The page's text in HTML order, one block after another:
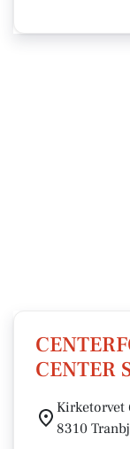
CENTER
Kirketorvet
8310